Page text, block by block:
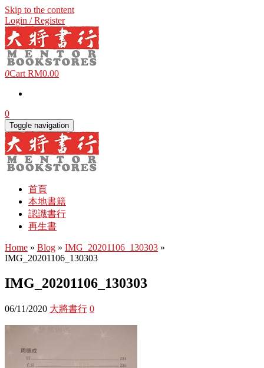
Skip to the content
Login / Register
0Cart RM0.00
0
Toggle navigation
首頁
本地書籍
認識書行
再生書
Home » Blog » IMG_20201106_130303 »
IMG_20201106_130303
IMG_20201106_130303
06/11/2020 大將書行 0